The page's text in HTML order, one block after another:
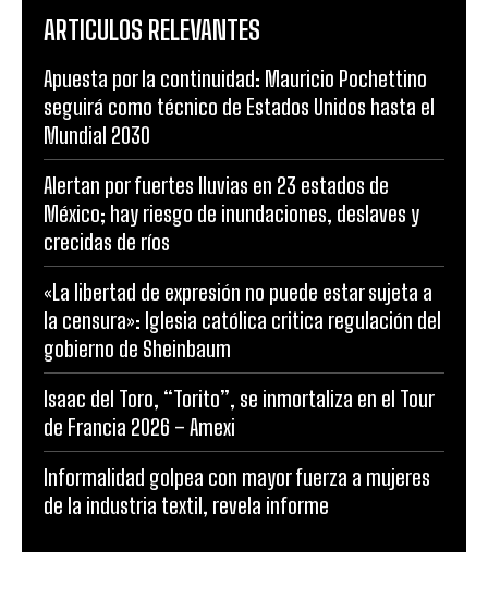
ARTICULOS RELEVANTES
Apuesta por la continuidad: Mauricio Pochettino
seguirá como técnico de Estados Unidos hasta el
Mundial 2030
Alertan por fuertes lluvias en 23 estados de
México; hay riesgo de inundaciones, deslaves y
crecidas de ríos
«La libertad de expresión no puede estar sujeta a
la censura»: Iglesia católica critica regulación del
gobierno de Sheinbaum
Isaac del Toro, “Torito”, se inmortaliza en el Tour
de Francia 2026 – Amexi
Informalidad golpea con mayor fuerza a mujeres
de la industria textil, revela informe